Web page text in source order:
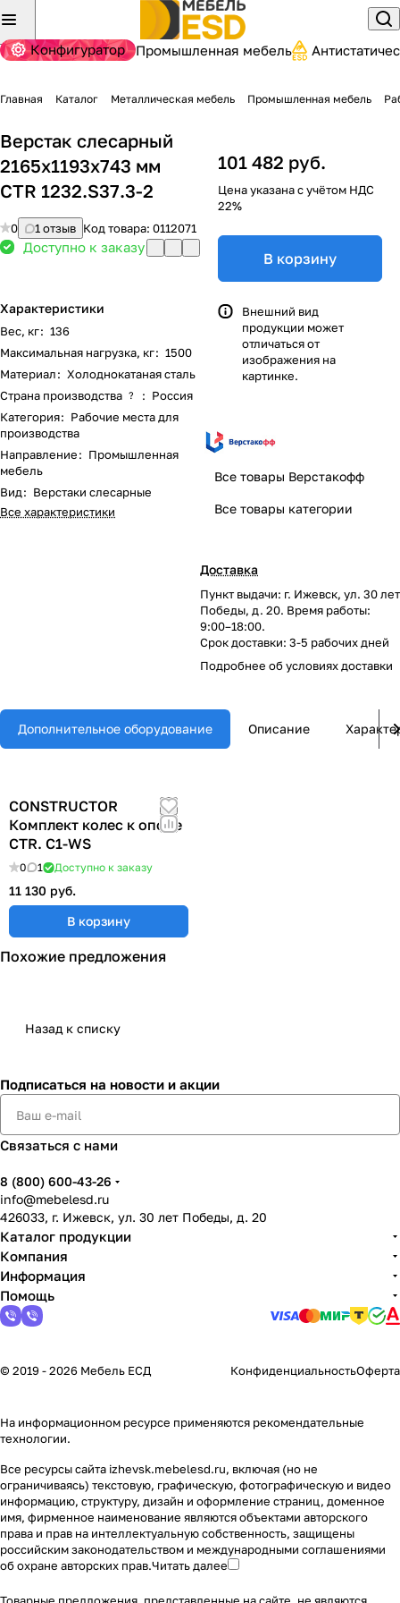
Конфигуратор Промышленная мебель
Главная Каталог Металлическая мебель Промышленная мебель
Верстак слесарный
2165x1193x743 мм
CTR 1232.S37.3-2
0 1 отзыв Код товара: 0112071
Доступно к заказу
Характеристики
Вес, кг: 136
Максимальная нагрузка, кг: 1500
Материал: Холоднокатаная сталь
Страна производства ? : Россия
Категория: Рабочие места для
производства
Направление: Промышленная
мебель
Вид: Верстаки слесарные
Все характеристики
101 482 руб.
Цена указана с учётом НДС
22%
В корзину
Внешний вид
продукции может
отличаться от
изображения на
картинке.
Все товары Верстакофф
Все товары категории
Доставка
Пункт выдачи: г. Ижевск, ул. 30 лет
Победы, д. 20. Время работы:
9:00–18:00.
Срок доставки: 3-5 рабочих дней
Подробнее обусловиях доставки
Дополнительное оборудование Описание
CONSTRUCTOR
Комплект колес к опоре
CTR. C1-WS
0 1 Доступно к заказу
11 130 руб.
В корзину
Похожие предложения
Назад к списку
Подписаться на новости и акции
Связаться с нами
8 (800) 600-43-26
info@mebelesd.ru
426033, г. Ижевск, ул. 30 лет Победы, д. 20
Каталог продукции
Компания
Информация
Помощь
© 2019 - 2026 Мебель ЕСД КонфиденциальностьОферта
На информационном ресурсе применяются рекомендательные
технологии.
Все ресурсы сайта izhevsk.mebelesd.ru, включая (но не
ограничиваясь) текстовую, графическую, фотографическую и видео
информацию, структуру, дизайн и оформление страниц, доменное
имя, фирменное наименование являются объектами авторского
права и прав на интеллектуальную собственность, защищены
российским законодательством и международными соглашениями
об охране авторских прав.Читать далее